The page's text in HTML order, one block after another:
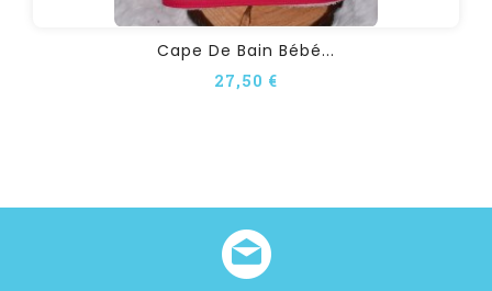
Cape De Bain Bébé...
27,50 €